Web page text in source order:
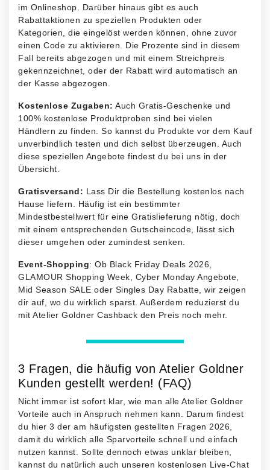
im Onlineshop. Darüber hinaus gibt es auch
Rabattaktionen zu speziellen Produkten oder
Kategorien, die eingelöst werden können, ohne zuvor
einen Code zu aktivieren. Die Prozente sind in diesem
Fall bereits abgezogen und mit einem Streichpreis
gekennzeichnet, oder der Rabatt wird automatisch an
der Kasse abgezogen.
Kostenlose Zugaben: Auch Gratis-Geschenke und
100% kostenlose Produktproben sind bei vielen
Händlern zu finden. So kannst du Produkte vor dem Kauf
unverbindlich testen und dich selbst überzeugen. Auch
diese speziellen Angebote findest du bei uns in der
Übersicht.
Gratisversand: Lass Dir die Bestellung kostenlos nach
Hause liefern. Häufig ist ein bestimmter
Mindestbestellwert für eine Gratislieferung nötig, doch
mit einem entsprechenden Gutscheincode, lässt sich
dieser umgehen oder zumindest senken.
Event-Shopping: Ob Black Friday Deals 2026,
GLAMOUR Shopping Week, Cyber Monday Angebote,
Mid Season SALE oder Singles Day Rabatte, wir zeigen
dir auf, wo du wirklich sparst. Außerdem reduzierst du
mit Atelier Goldner Cashback den Preis noch mehr.
3 Fragen, die häufig von Atelier Goldner
Kunden gestellt werden! (FAQ)
Nicht immer ist sofort klar, wie man alle Atelier Goldner
Vorteile auch in Anspruch nehmen kann. Darum findest
du hier 3 der am häufigsten gestellten Fragen 2026,
damit du wirklich alle Sparvorteile schnell und einfach
nutzen kannst. Sollte dennoch etwas unklar bleiben,
kannst du natürlich auch unseren kostenlosen Live-Chat